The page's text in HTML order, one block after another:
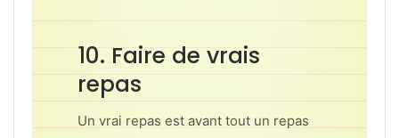
10. Faire de vrais
repas
Un vrai repas est avant tout un repas